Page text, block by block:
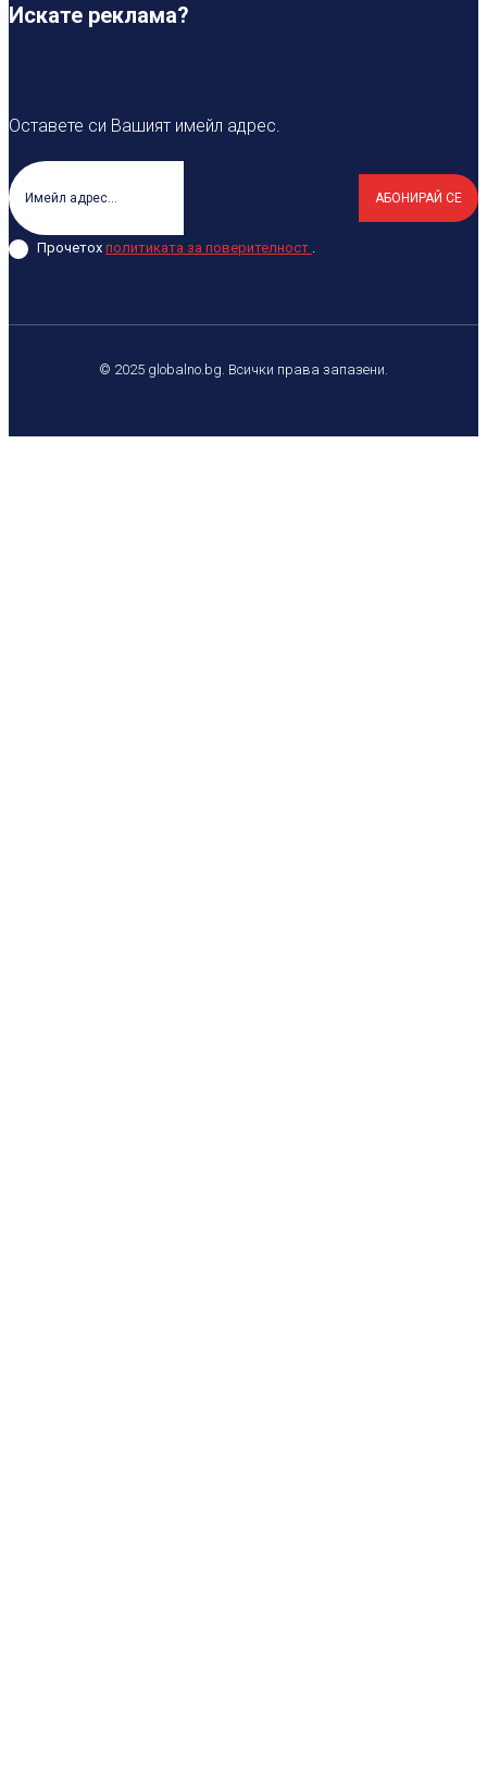
Искате реклама?
Оставете си Вашият имейл адрес.
АБОНИРАЙ СЕ
Прочетох политиката за поверителност .
© 2025 globalno.bg. Всички права запазени.